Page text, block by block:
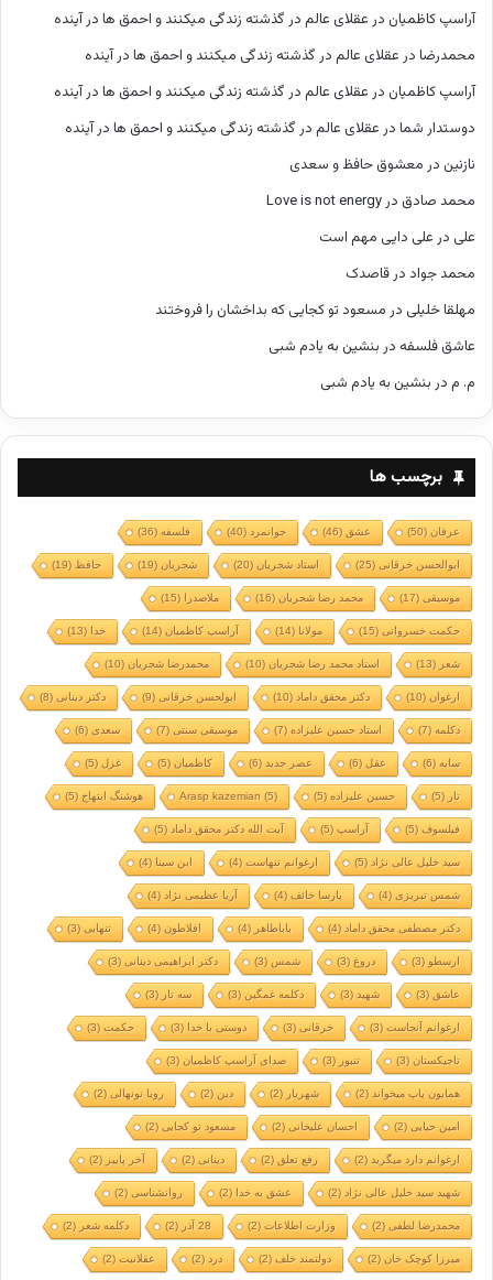
آراسپ کاظمیان در عقلای عالم در گذشته زندگی میکنند و احمق ها در آینده
محمدرضا در عقلای عالم در گذشته زندگی میکنند و احمق ها در آینده
آراسپ کاظمیان در عقلای عالم در گذشته زندگی میکنند و احمق ها در آینده
دوستدار شما در عقلای عالم در گذشته زندگی میکنند و احمق ها در آینده
نازنین در معشوق حافظ و سعدی
محمد صادق درLove is not energy
علی در علی دایی مهم است
محمد جواد درقاصدک
مهلقا خلیلی در مسعود تو کجایی که بداخشان را فروختند
عاشق فلسفه در بنشین به یادم شبی
م. م در بنشین به یادم شبی
برچسب ها
عرفان(50) عشق (46) جوانمرد (40) فلسفه(36)
ابوالحسن خرقانی(25) استاد شجریان(20) شجریان(19) حافظ (19)
موسیقی(17) محمد رضا شجریان(16) ملاصدرا (15)
حکمت خسروانی(15) مولانا (14) آراسپ کاظمیان(14) خدا (13)
شعر (13) استاد محمد رضا شجریان(10) محمدرضا شجریان(10)
ارغوان(10) دکتر محقق داماد (10) ابولحسن خرقانی(9) دکتر دینانی(8)
دکلمه(7) استاد حسین علیزاده(7) موسیقی سنتی(7) سعدی(6)
سایه(6) عقل (6) عصر جدید (6) کاظمیان(5) غزل (5)
تار (5) حسین علیزاده(5)
Arasp kazemian (5) هوشنگ ابتهاج(5)
فیلسوف(5) آراسپ(5) آیت الله دکتر محقق داماد (5)
سید خلیل عالی نژاد (5) ارغوانم تنهاست(4) ابن سینا (4)
شمس تبریزی(4) پارسا خائف(4) آریا عظیمی نژاد (4)
دکتر مصطفی محقق داماد (4) باباطاهر (4) افلاطون(4) تنهایی(3)
ارسطو (3) دروغ (3) شمس (3) دکتر ابراهیمی دینانی(3)
عاشق (3) شهید (3) دکلمه غمگین (3) سه تار (3)
ارغوانم آنجاست(3) خرقانی(3) دوستی با خدا (3) حکمت(3)
تاجیکستان(3) تنبور (3) صدای آراسپ کاظمیان(3)
همایون پاپ میخواند (2) شهریار (2) دین (2) رویا نونهالی(2)
امین حیایی(2) احسان علیخانی(2) مسعود تو کجایی(2)
ارغوانم دارد میگرید (2) رفع تعلق (2) دینانی(2) آخر پاییز (2)
شهید سید خلیل عالی نژاد (2) عشق به خدا (2) روانشناسی(2)
محمدرضا لطفی(2) وزارت اطلاعات(2) 28 آذر (2) دکلمه شعر (2)
میرزا کوچک خان(2) دولتمند خلف(2) درد (2) عقلانیت(2)